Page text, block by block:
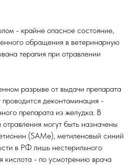
- крайне опасное состояние,
обращения в ветеринарную
терапия при отравлении
разрыве от выдачи препарата
деконтаминация -
препарата из желудка. В
могут быть назначены
(SAMe), метиленовый синий
в РФ лишь нестерильного
кислота - по усмотрению врача